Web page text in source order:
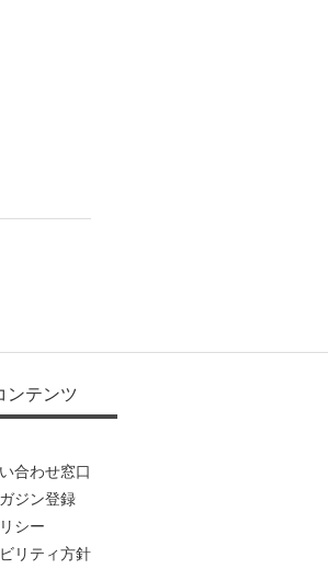
ンテンツ
合わせ窓口
ジン登録
シー
リティ方針